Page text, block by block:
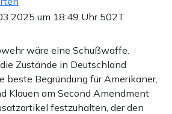
um 18:49 Uhr 502T
wäre eine Schußwaffe.
Zustände in Deutschland
beste Begründung für Amerikaner,
Klauen am Second Amendment
festzuhalten, der den